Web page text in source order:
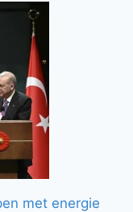
met energie